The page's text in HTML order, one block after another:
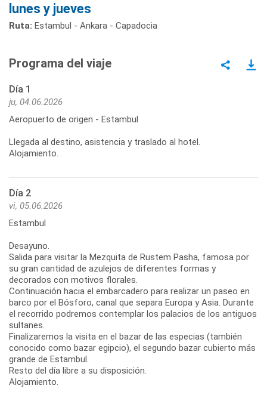
lunes y jueves
Ruta: Estambul - Ankara - Capadocia
Programa del viaje
Día 1
ju, 04.06.2026
Aeropuerto de origen - Estambul
Llegada al destino, asistencia y traslado al hotel.
Alojamiento.
Día 2
vi, 05.06.2026
Estambul
Desayuno.
Salida para visitar la Mezquita de Rustem Pasha, famosa por
su gran cantidad de azulejos de diferentes formas y
decorados con motivos florales.
Continuación hacia el embarcadero para realizar un paseo en
barco por el Bósforo, canal que separa Europa y Asia. Durante
el recorrido podremos contemplar los palacios de los antiguos
sultanes.
Finalizaremos la visita en el bazar de las especias (también
conocido como bazar egipcio), el segundo bazar cubierto más
grande de Estambul.
Resto del día libre a su disposición.
Alojamiento.